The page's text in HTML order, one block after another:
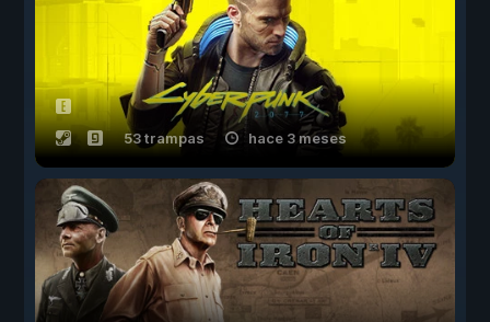
53 trampas hace 3 meses